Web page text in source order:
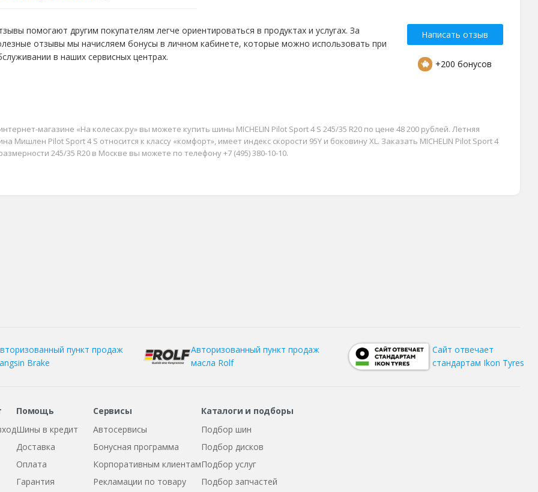
помогают другим покупателям легче ориентироваться в продуктах и услугах. За
отзывы мы начисляем бонусы в личном кабинете, которые можно использовать при
в наших сервисных центрах.
Написать отзыв
+200 бонусов
магазине «На колесах.ру» вы можете купить шины MICHELIN Pilot Sport 4 S 245/35 R20 по цене 48 200 рублей. Летняя
Мишлен Pilot Sport 4 S относится к классу «комфорт», имеет индекс скорости 95Y и боковину XL. Заказать MICHELIN Pilot Sport 4
245/35 R20 в Москве вы можете по телефону +7 (495) 380-10-10.
пункт продаж
Brake
Авторизованный пункт продаж
масла Rolf
Сайт отвечает
стандартам Ikon Tyres
Помощь
Шины в кредит
Доставка
Оплата
Гарантия
Сервисы
Автосервисы
Бонусная программа
Корпоративным клиентам
Рекламации по товару
Каталоги и подборы
Подбор шин
Подбор дисков
Подбор услуг
Подбор запчастей